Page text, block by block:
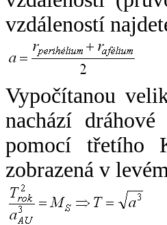
vzdáleností
Vypočítanou
nachází
pomocí třetího
zobrazená v